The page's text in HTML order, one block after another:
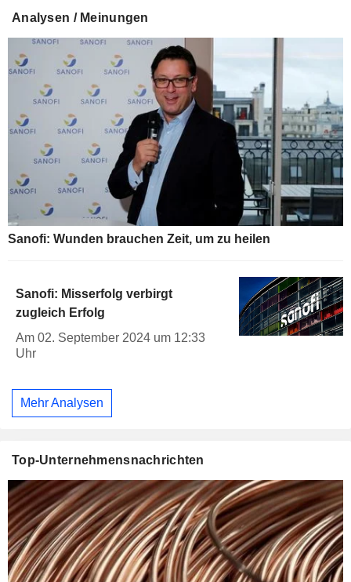
Analysen / Meinungen
Sanofi: Wunden brauchen Zeit, um zu heilen
Sanofi: Misserfolg verbirgt
zugleich Erfolg
Am 02. September 2024 um 12:33
Uhr
Mehr Analysen
Top-Unternehmensnachrichten